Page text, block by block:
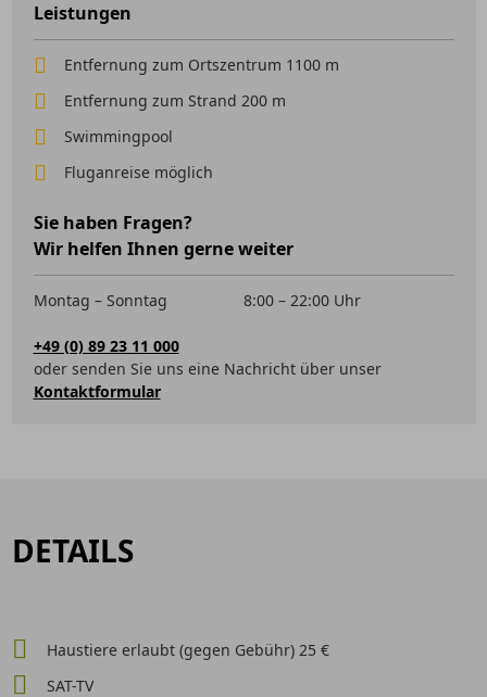
Leistungen
Entfernung zum Ortszentrum 1100 m
Entfernung zum Strand 200 m
Swimmingpool
Fluganreise möglich
Sie haben Fragen?
Wir helfen Ihnen gerne weiter
Montag – Sonntag 8:00 – 22:00 Uhr
+49 (0) 89 23 11 000
oder senden Sie uns eine Nachricht über unser
Kontaktformular
DETAILS
Haustiere erlaubt (gegen Gebühr) 25 €
SAT-TV